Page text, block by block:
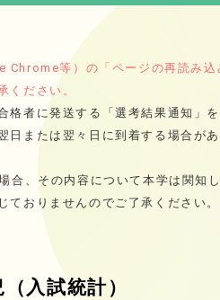
等）の「ページの再読み
ください。
者に発送する「選考結果通知」
または翌々日に到着する場合があ
、その内容について本学は関知し
おりませんのでご了承ください。
入試統計）